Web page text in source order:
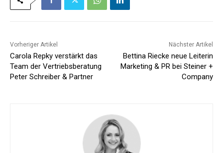
Vorheriger Artikel
Carola Repky verstärkt das
Team der Vertriebsberatung
Peter Schreiber & Partner
Nächster Artikel
Bettina Riecke neue Leiterin
Marketing & PR bei Steiner +
Company